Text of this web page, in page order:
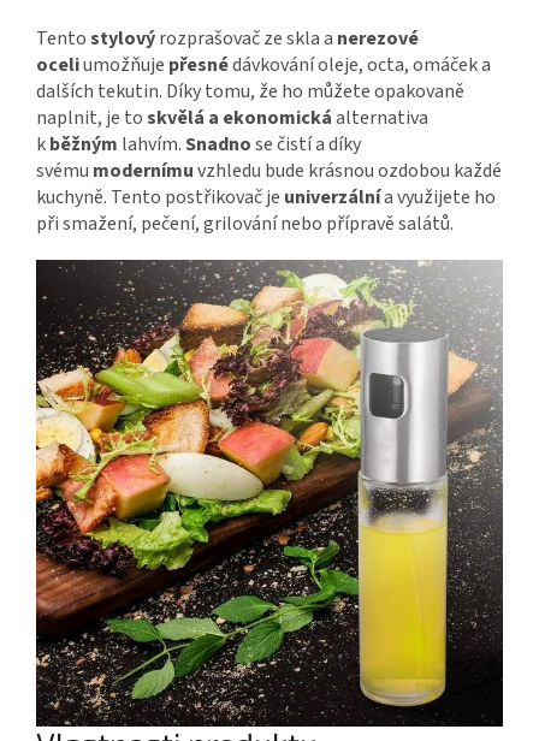
Tentostylovýrozprašovač ze skla a nerezové
oceliumožňuje přesnédávkování oleje, octa, omáček a
dalších tekutin. Díky tomu, že ho můžete opakovaně
naplnit, je toskvělá a ekonomickáalternativa
kběžným lahvím.Snadnose čistí a díky
svému modernímuvzhledu bude krásnou ozdobou každé
kuchyně. Tento postřikovač je univerzálnía využijete ho
při smažení, pečení, grilování nebo přípravě salátů.